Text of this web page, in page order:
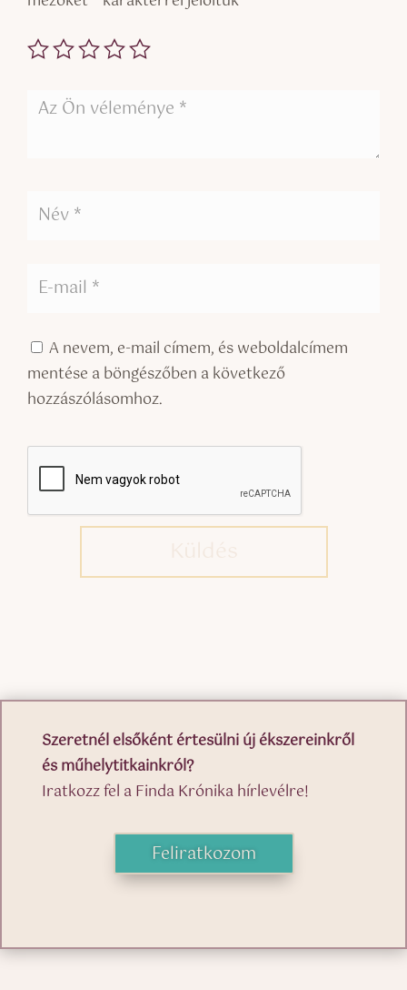
A nevem, e-mail címem, és weboldalcímem
mentése a böngészőben a következő
hozzászólásomhoz.
Szeretnél elsőként értesülni új ékszereinkről
és műhelytitkainkról?
Iratkozz fel a Finda Krónika hírlevélre!
Feliratkozom